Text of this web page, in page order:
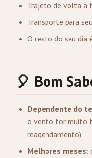
Trajeto de volta a
Transporte para
O resto do seu dia
🎈 Bom
Dependente do
o vento for muito
reagendamento)
Melhores meses: